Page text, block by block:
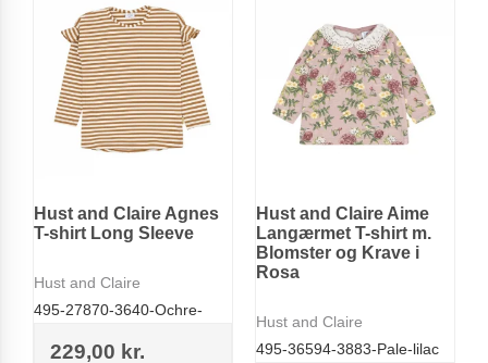
Hust and Claire Agnes
T-shirt Long Sleeve
Hust and Claire
495-27870-3640-Ochre-
229,00 kr.
Hust and Claire Aime
Langærmet T-shirt m.
Blomster og Krave i
Rosa
Hust and Claire
495-36594-3883-Pale-lilac